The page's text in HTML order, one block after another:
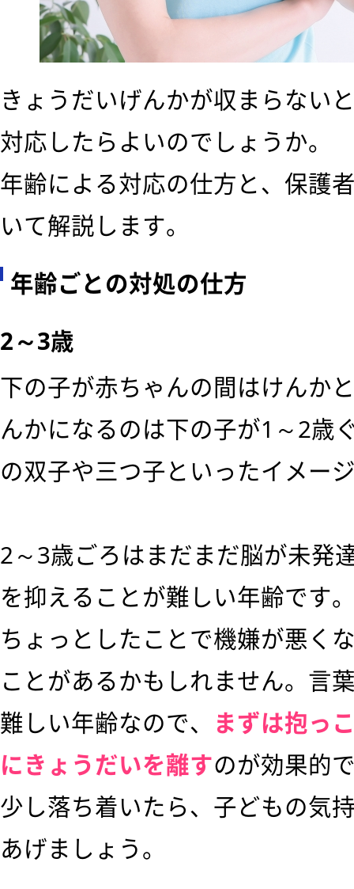
きょうだいげんかが収まらない
対応したらよいのでしょうか。
年齢による対応の仕方と、保護
いて解説します。
年齢ごとの対処の仕方
2～3歳
下の子が赤ちゃんの間はけんか
んかになるのは下の子が1～2歳
の双子や三つ子といったイメー
2～3歳ごろはまだまだ脳が未発
を抑えることが難しい年齢です
ちょっとしたことで機嫌が悪く
ことがあるかもしれません。言
難しい年齢なので、
まずは抱っ
にきょうだいを離すのが効果的
少し落ち着いたら、子どもの気
あげましょう。